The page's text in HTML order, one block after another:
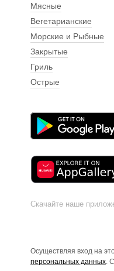
Мясные
Вегетарианские
Морские и Рыбные
Закрытые
Гриль
Острые
Скачайте наше
Осуществляя вход на
персональных данных.